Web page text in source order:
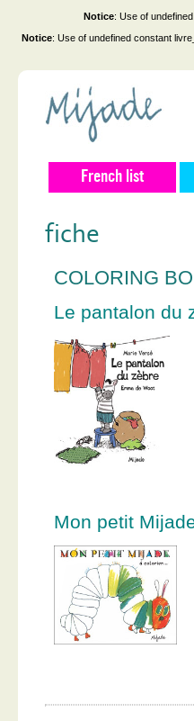
Notice: Use of
Notice: Use of undefined constant
French list
fiche
COLORING
Le pantalon du
Mon petit